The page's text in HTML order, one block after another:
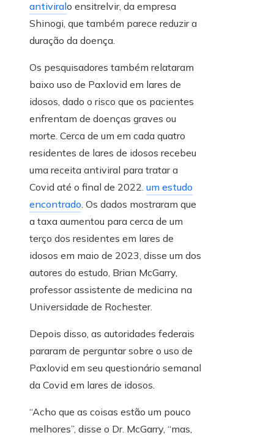
antiviralo ensitrelvir, da empresa
Shinogi, que também parece reduzir a
duração da doença.
Os pesquisadores também relataram
baixo uso de Paxlovid em lares de
idosos, dado o risco que os pacientes
enfrentam de doenças graves ou
morte. Cerca de um em cada quatro
residentes de lares de idosos recebeu
uma receita antiviral para tratar a
Covid até o final de 2022. um estudo
encontrado. Os dados mostraram que
a taxa aumentou para cerca de um
terço dos residentes em lares de
idosos em maio de 2023, disse um dos
autores do estudo, Brian McGarry,
professor assistente de medicina na
Universidade de Rochester.
Depois disso, as autoridades federais
pararam de perguntar sobre o uso de
Paxlovid em seu questionário semanal
da Covid em lares de idosos.
“Acho que as coisas estão um pouco
melhores”, disse o Dr. McGarry, “mas,